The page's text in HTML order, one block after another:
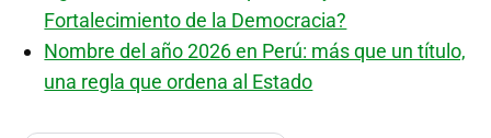
Fortalecimiento de la Democracia?
Nombre del año 2026 en Perú: más que un título,
una regla que ordena al Estado